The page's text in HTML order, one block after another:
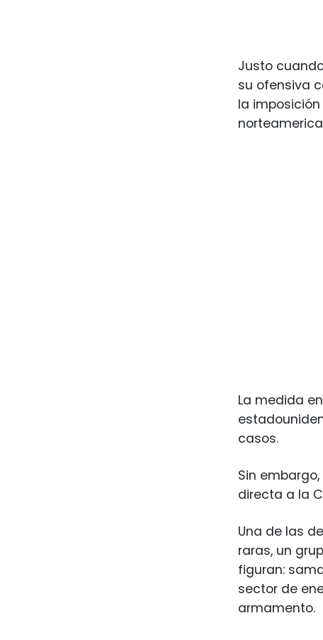
Justo
su ofensiva
la
La medida
casos.
Sin
directa a la
Una de las
raras, un
figuran:
sector de
armamento.